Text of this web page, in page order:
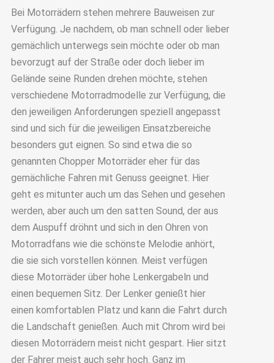
Bei Motorrädern stehen mehrere Bauweisen zur
Verfügung. Je nachdem, ob man schnell oder lieber
gemächlich unterwegs sein möchte oder ob man
bevorzugt auf der Straße oder doch lieber im
Gelände seine Runden drehen möchte, stehen
verschiedene Motorradmodelle zur Verfügung, die
den jeweiligen Anforderungen speziell angepasst
sind und sich für die jeweiligen Einsatzbereiche
besonders gut eignen. So sind etwa die so
genannten Chopper Motorräder eher für das
gemächliche Fahren mit Genuss geeignet. Hier
geht es mitunter auch um das Sehen und gesehen
werden, aber auch um den satten Sound, der aus
dem Auspuff dröhnt und sich in den Ohren von
Motorradfans wie die schönste Melodie anhört,
die sie sich vorstellen können. Meist verfügen
diese Motorräder über hohe Lenkergabeln und
einen bequemen Sitz. Der Lenker genießt hier
einen komfortablen Platz und kann die Fahrt durch
die Landschaft genießen. Auch mit Chrom wird bei
diesen Motorrädern meist nicht gespart. Hier sitzt
der Fahrer meist auch sehr hoch. Ganz im